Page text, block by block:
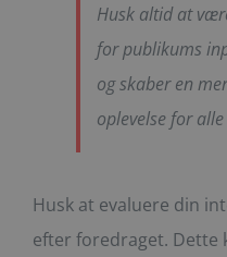
Husk altid at
for publikums
og skaber en
oplevelse for
Husk at evaluere din
efter foredraget. Dette